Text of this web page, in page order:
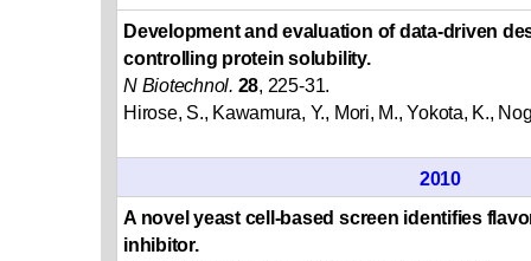
Development and evaluation of data-driven
controlling protein solubility.
N Biotechnol. 28, 225-31.
Hirose, S., Kawamura, Y., Mori, M., Yokota, K.,
2010
A novel yeast cell-based screen identifies
inhibitor.